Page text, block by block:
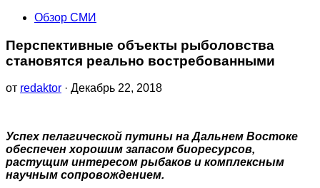
Обзор СМИ
Перспективные объекты рыболовства
становятся реально востребованными
от redaktor · Декабрь 22, 2018
Успех пелагической путины на Дальнем Востоке
обеспечен хорошим запасом биоресурсов,
растущим интересом рыбаков и комплексным
научным сопровождением.